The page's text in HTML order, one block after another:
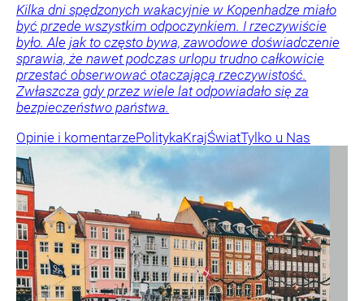
Kilka dni spędzonych wakacyjnie w Kopenhadze miało
być przede wszystkim odpoczynkiem. I rzeczywiście
było. Ale jak to często bywa, zawodowe doświadczenie
sprawia, że nawet podczas urlopu trudno całkowicie
przestać obserwować otaczającą rzeczywistość.
Zwłaszcza gdy przez wiele lat odpowiadało się za
bezpieczeństwo państwa.
Opinie i komentarzePolitykaKrajŚwiatTylko u Nas